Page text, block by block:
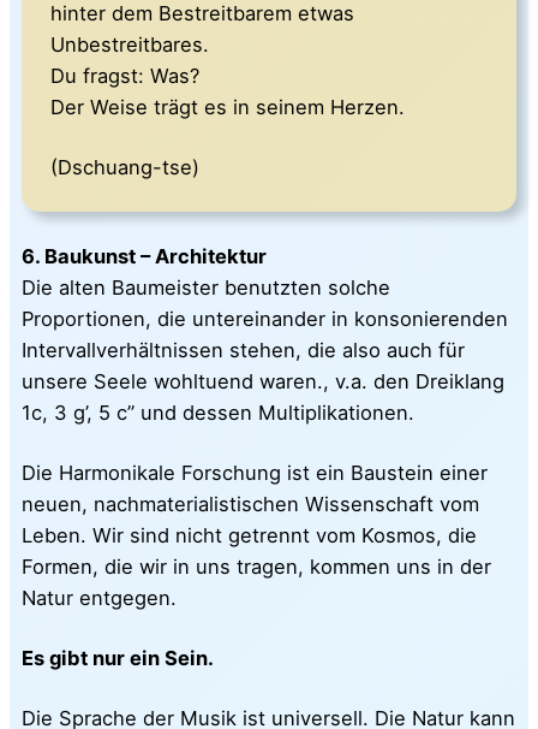
hinter dem Bestreitbarem etwas
Unbestreitbares.
Du fragst: Was?
Der Weise trägt es in seinem Herzen.
(Dschuang-tse)
6. Baukunst – Architektur
Die alten Baumeister benutzten solche
Proportionen, die untereinander in konsonierenden
Intervallverhältnissen stehen, die also auch für
unsere Seele wohltuend waren., v.a. den Dreiklang
1c, 3 g’, 5 c” und dessen Multiplikationen.
Die Harmonikale Forschung ist ein Baustein einer
neuen, nachmaterialistischen Wissenschaft vom
Leben. Wir sind nicht getrennt vom Kosmos, die
Formen, die wir in uns tragen, kommen uns in der
Natur entgegen.
Es gibt nur ein Sein.
Die Sprache der Musik ist universell. Die Natur kann